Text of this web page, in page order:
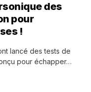
des
pour
!
lancé des tests de
pour échapper…